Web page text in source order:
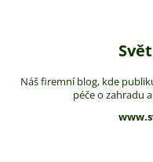
Náš firemní blog, kde
péče o zahradu